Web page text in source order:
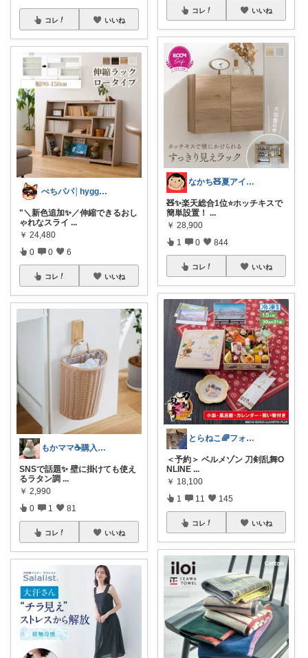
コレ いいね
ぺちパパ│hyggeな心意気を大切に🌿
"＼新色追加✨／伸縮できるおし
ゃれなスライ ...
￥ 24,480
0 0 6
コレ いいね
もかママ☕️購入ありがとうございます💕
SNSで話題✨ 壁に掛けても使え
るラタン調 ...
￥ 2,990
0 1 81
コレ いいね
コレ いいね
なかち🧸夏アイテム＆便利グッズ✨
🧸✨楽天総合1位⭐️ホッチキスで
簡単設置！ ...
￥ 28,900
1 0 844
コレ いいね
とらねこ🌈フォロー購入感謝です❗
＜予約＞ ベルメゾン 刀剣乱舞O
NLINE ...
￥ 18,100
1 11 145
コレ いいね